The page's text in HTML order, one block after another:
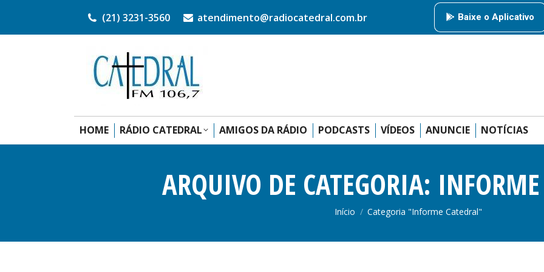
(21) 3231-3560 atendimento@radiocatedral.com.br Baixe o Aplicativo
HOME RÁDIO CATEDRAL AMIGOS DA RÁDIO PODCASTS VÍDEOS ANUNCIE NOTÍCIAS
ARQUIVO DE CATEGORIA:
Você está aqui:
Início Categoria "Informe Catedral"
HOME RÁDIO CATEDRAL AMIGOS DA RÁDIO